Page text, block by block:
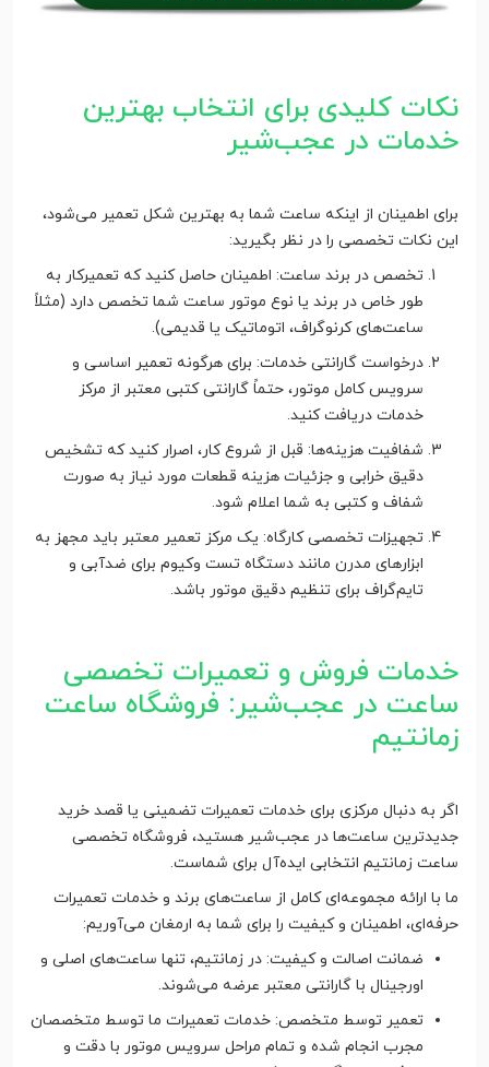
نکات کلیدی برای انتخاب بهترین
خدمات در عجب‌شیر
برای اطمینان از اینکه ساعت شما به بهترین شکل تعمیر می‌شود،
این نکات تخصصی را در نظر بگیرید:
تخصص در برند ساعت: اطمینان حاصل کنید که تعمیرکار به
طور خاص در برند یا نوع موتور ساعت شما تخصص دارد (مثلاً
ساعت‌های کرنوگراف، اتوماتیک یا قدیمی).
درخواست گارانتی خدمات: برای هرگونه تعمیر اساسی و
سرویس کامل موتور، حتماً گارانتی کتبی معتبر از مرکز
خدمات دریافت کنید.
شفافیت هزینه‌ها: قبل از شروع کار، اصرار کنید که تشخیص
دقیق خرابی و جزئیات هزینه قطعات مورد نیاز به صورت
شفاف و کتبی به شما اعلام شود.
تجهیزات تخصصی کارگاه: یک مرکز تعمیر معتبر باید مجهز به
ابزارهای مدرن مانند دستگاه تست وکیوم برای ضدآبی و
تایم‌گراف برای تنظیم دقیق موتور باشد.
خدمات فروش و تعمیرات تخصصی
ساعت در عجب‌شیر: فروشگاه ساعت
زمانتیم
اگر به دنبال مرکزی برای خدمات تعمیرات تضمینی یا قصد خرید
جدیدترین ساعت‌ها در عجب‌شیر هستید، فروشگاه تخصصی
ساعت زمانتیم انتخابی ایده‌آل برای شماست.
ما با ارائه مجموعه‌ای کامل از ساعت‌های برند و خدمات تعمیرات
حرفه‌ای، اطمینان و کیفیت را برای شما به ارمغان می‌آوریم:
ضمانت اصالت و کیفیت: در زمانتیم، تنها ساعت‌های اصلی و
اورجینال با گارانتی معتبر عرضه می‌شوند.
تعمیر توسط متخصص: خدمات تعمیرات ما توسط متخصصان
مجرب انجام شده و تمام مراحل سرویس موتور با دقت و